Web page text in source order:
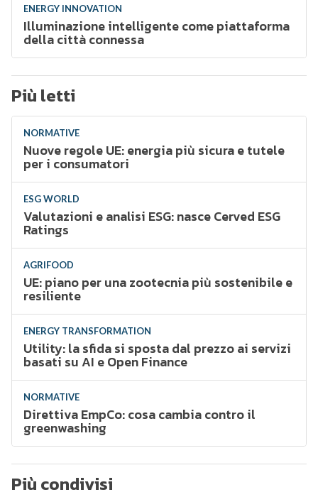
ENERGY INNOVATION
Illuminazione intelligente come piattaforma
della città connessa
Più letti
NORMATIVE
Nuove regole UE: energia più sicura e tutele
per i consumatori
ESG WORLD
Valutazioni e analisi ESG: nasce Cerved ESG
Ratings
AGRIFOOD
UE: piano per una zootecnia più sostenibile e
resiliente
ENERGY TRANSFORMATION
Utility: la sfida si sposta dal prezzo ai servizi
basati su AI e Open Finance
NORMATIVE
Direttiva EmpCo: cosa cambia contro il
greenwashing
Più condivisi